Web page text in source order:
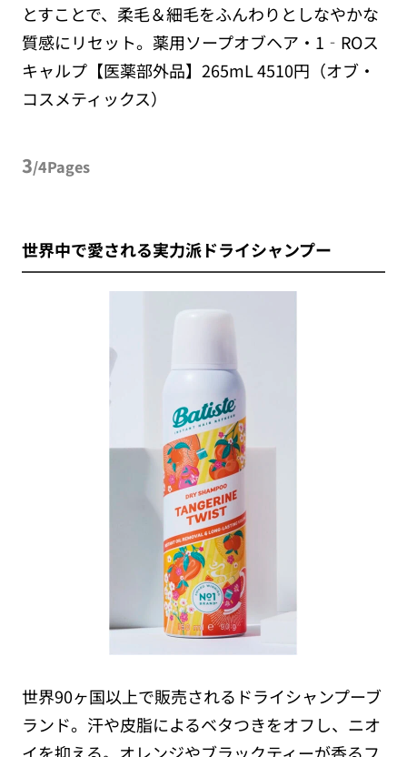
とすことで、柔毛＆細毛をふんわりとしなやかな
質感にリセット。薬用ソープオブヘア・1‐ROス
キャルプ【医薬部外品】265mL 4510円（オブ・
コスメティックス）
3/4Pages
世界中で愛される実力派ドライシャンプー
世界90ヶ国以上で販売されるドライシャンプーブ
ランド。汗や皮脂によるベタつきをオフし、ニオ
イを抑える。オレンジやブラックティーが香るフ